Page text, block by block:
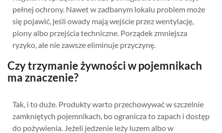
pełnej ochrony. Nawet w zadbanym lokalu problem może
się pojawić, jeśli owady mają wejście przez wentylację,
piony albo przejścia techniczne. Porządek zmniejsza
ryzyko, ale nie zawsze eliminuje przyczynę.
Czy trzymanie żywności w pojemnikach
ma znaczenie?
Tak, i to duże. Produkty warto przechowywać w szczelnie
zamkniętych pojemnikach, bo ogranicza to zapach i dostęp
do pożywienia. Jeżeli jedzenie leży luzem albo w